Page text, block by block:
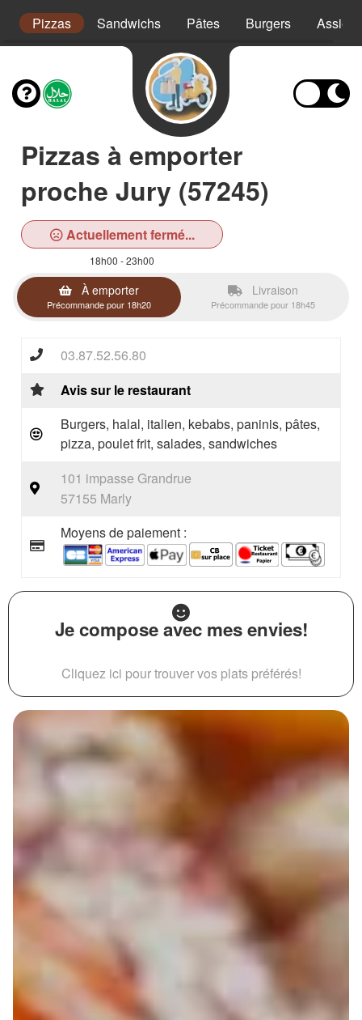
Pizzas Sandwichs Pâtes Burgers
Pizzas à emporter
proche Jury (57245)
Actuellement fermé...
18h00 - 23h00
À emporter
Précommande pour 18h20
Livraison
Précommande pour 18h45
03.87.52.56.80
Avis sur le restaurant
Burgers, halal, italien, kebabs, paninis, pâtes,
pizza, poulet frit, salades, sandwiches
101 impasse Grandrue
57155 Marly
Moyens de paiement :
Je compose avec mes envies!
Cliquez ici pour trouver vos plats préférés!